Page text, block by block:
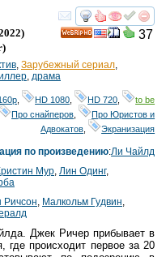
смотреть
37
)
, Зарубежный сериал,
, драма
HD 1080 HD 720
to be
Про снайперов
Про Юристов и
Адвокатов
Экранизация
по произведению:Ли Чайлд
Мур, Лин Одинг,
Ричсон, Малкольм Гудвин,
Джек Ричер прибывает в
происходит первое за 20